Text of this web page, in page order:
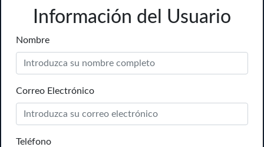
Información del Usuario
Nombre
Correo Electrónico
Teléfono